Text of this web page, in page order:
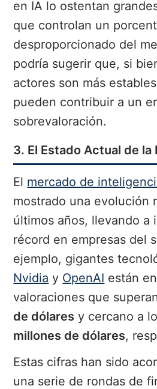
en IA lo ostentan
que controlan un
desproporcionado del
podría sugerir que, si
actores son más
pueden contribuir a un
sobrevaloración.
3. El Estado Actual de la
El mercado de
mostrado una evolución
últimos años, llevando a
récord en empresas del
ejemplo, gigantes
Nvidia y OpenAI están
valoraciones que
de dólares y cercano a
millones de dólares,
Estas cifras han sido
una serie de rondas de